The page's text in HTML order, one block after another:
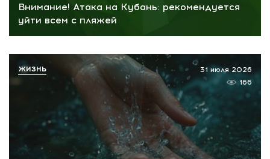
Внимание! Атака на Кубань: рекомендуется
уйти всем с пляжей
31 июля 2026
166
ЖИЗНЬ